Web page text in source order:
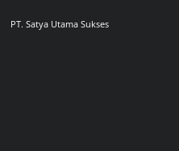
PT. Satya Utama Sukses